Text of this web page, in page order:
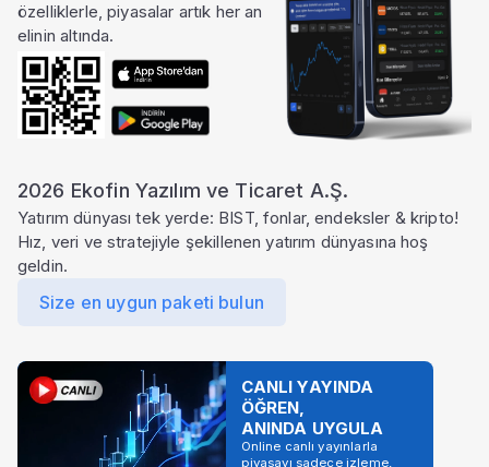
özelliklerle, piyasalar artık her an
elinin altında.
2026 Ekofin Yazılım ve Ticaret A.Ş.
Yatırım dünyası tek yerde: BIST, fonlar, endeksler & kripto!
Hız, veri ve stratejiyle şekillenen yatırım dünyasına hoş
geldin.
Size en uygun paketi bulun
CANLI YAYINDA
ÖĞREN,
ANINDA UYGULA
Online canlı yayınlarla
piyasayı sadece izleme,